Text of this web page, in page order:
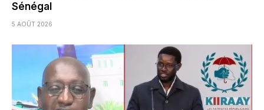
Sénégal
5 AOÛT 2026